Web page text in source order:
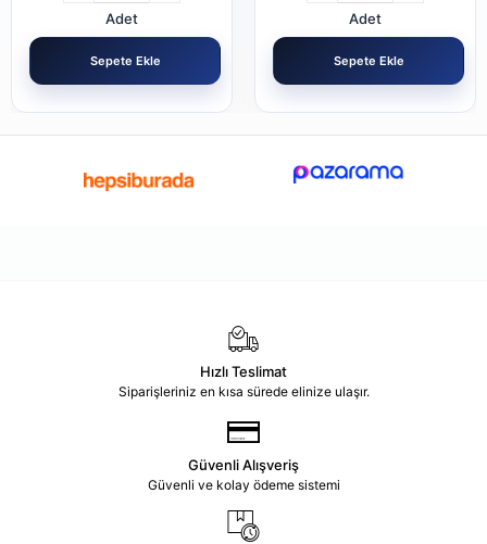
Adet
Sepete Ekle
Adet
Sepete Ekle
Hızlı Teslimat
Siparişleriniz en kısa sürede elinize ulaşır.
Güvenli Alışveriş
Güvenli ve kolay ödeme sistemi